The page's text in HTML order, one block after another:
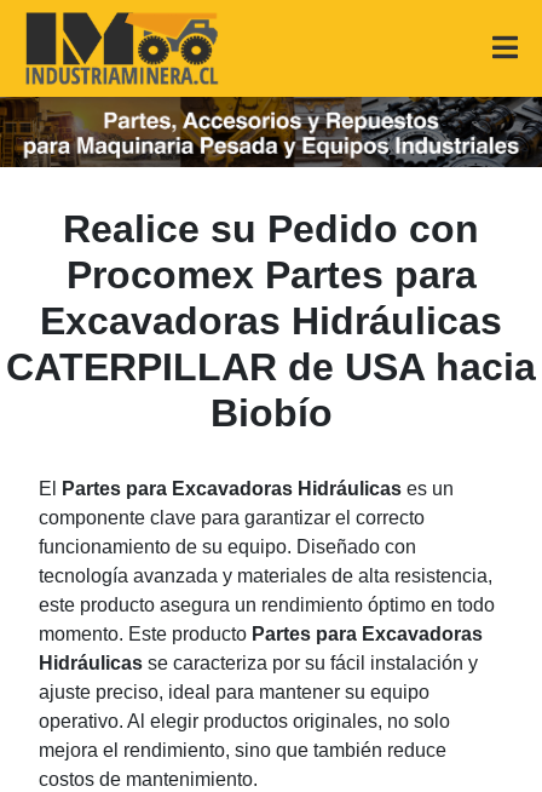
Realice su Pedido con
Procomex Partes para
Excavadoras Hidráulicas
CATERPILLAR de USA hacia
Biobío
El Partes para Excavadoras Hidráulicas es un
componente clave para garantizar el correcto
funcionamiento de su equipo. Diseñado con
tecnología avanzada y materiales de alta resistencia,
este producto asegura un rendimiento óptimo en todo
momento. Este producto Partes para Excavadoras
Hidráulicas se caracteriza por su fácil instalación y
ajuste preciso, ideal para mantener su equipo
operativo. Al elegir productos originales, no solo
mejora el rendimiento, sino que también reduce
costos de mantenimiento.